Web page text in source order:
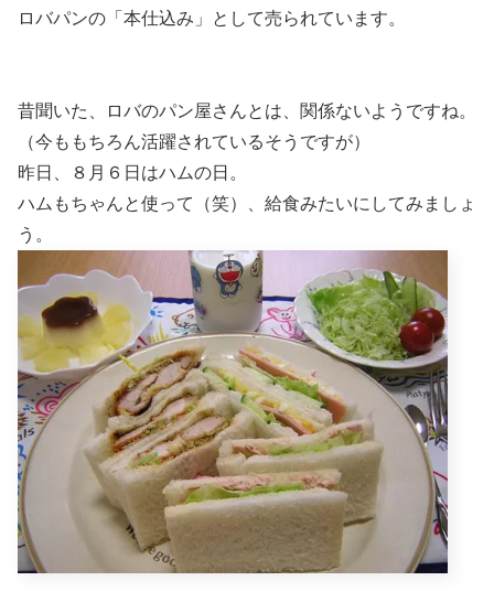
ロバパンの「本仕込み」として売られています。
昔聞いた、ロバのパン屋さんとは、関係ないようですね。
（今ももちろん活躍されているそうですが）
昨日、８月６日はハムの日。
ハムもちゃんと使って（笑）、給食みたいにしてみましょ
う。